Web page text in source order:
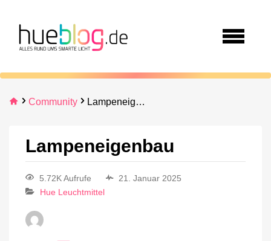
Community Lampeneigenbau
Lampeneigenbau
5.72K Aufrufe
21. Januar 2025
Hue Leuchtmittel